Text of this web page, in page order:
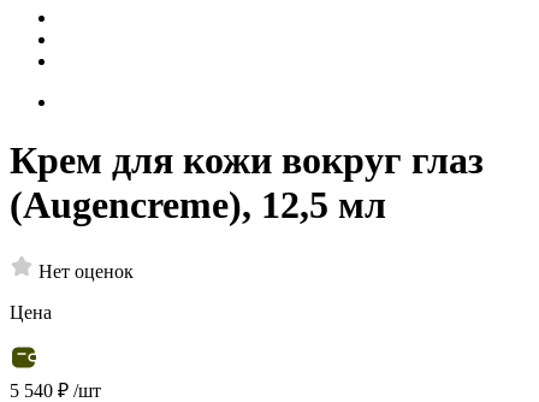
Крем для кожи вокруг глаз
(Augencreme), 12,5 мл
Нет оценок
Цена
5 540 ₽ /шт